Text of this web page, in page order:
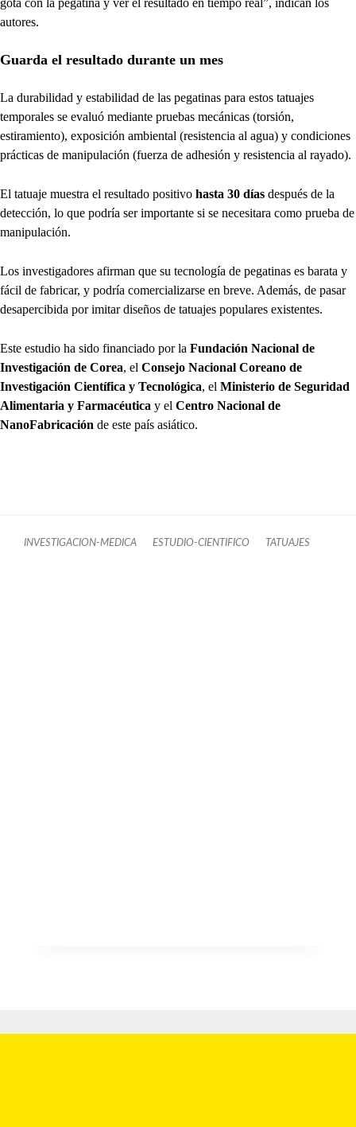
gota con la pegatina y ver el resultado en tiempo real”, indican los
autores.
Guarda el resultado durante un mes
La durabilidad y estabilidad de las pegatinas para estos tatuajes
temporales se evaluó mediante pruebas mecánicas (torsión,
estiramiento), exposición ambiental (resistencia al agua) y condiciones
prácticas de manipulación (fuerza de adhesión y resistencia al rayado).
El tatuaje muestra el resultado positivo hasta 30 días después de la
detección, lo que podría ser importante si se necesitara como prueba de
manipulación.
Los investigadores afirman que su tecnología de pegatinas es barata y
fácil de fabricar, y podría comercializarse en breve. Además, de pasar
desapercibida por imitar diseños de tatuajes populares existentes.
Este estudio ha sido financiado por la Fundación Nacional de
Investigación de Corea, el Consejo Nacional Coreano de
Investigación Científica y Tecnológica, el Ministerio de Seguridad
Alimentaria y Farmacéutica y el Centro Nacional de
NanoFabricación de este país asiático.
INVESTIGACION-MEDICA ESTUDIO-CIENTIFICO TATUAJES